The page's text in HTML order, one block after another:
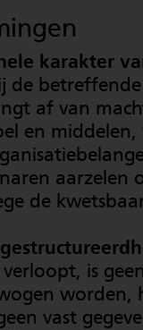
karakter
de
af van
en
aarzelen
de
is
worden,
vast